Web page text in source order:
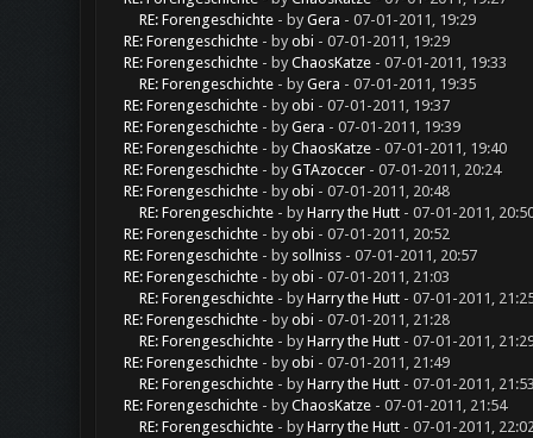
RE: Forengeschichte - byGera - 07-01-2011, 19:29
RE: Forengeschichte - byobi- 07-01-2011, 19:29
RE: Forengeschichte - byChaosKatze- 07-01-2011, 19:33
RE: Forengeschichte - byGera - 07-01-2011, 19:35
RE: Forengeschichte - byobi- 07-01-2011, 19:37
RE: Forengeschichte - byGera - 07-01-2011, 19:39
RE: Forengeschichte - byChaosKatze- 07-01-2011, 19:40
RE: Forengeschichte - byGTAzoccer- 07-01-2011, 20:24
RE: Forengeschichte - byobi- 07-01-2011, 20:48
RE: Forengeschichte - byHarry the Hutt- 07-01-2011,
RE: Forengeschichte - byobi- 07-01-2011, 20:52
RE: Forengeschichte - by sollniss- 07-01-2011, 20:57
RE: Forengeschichte - byobi- 07-01-2011, 21:03
RE: Forengeschichte - byHarry the Hutt- 07-01-2011,
RE: Forengeschichte - byobi- 07-01-2011, 21:28
RE: Forengeschichte - byHarry the Hutt- 07-01-2011,
RE: Forengeschichte - byobi- 07-01-2011, 21:49
RE: Forengeschichte - byHarry the Hutt- 07-01-2011, 21:53
RE: Forengeschichte - byChaosKatze- 07-01-2011, 21:54
RE: Forengeschichte - byHarry the Hutt- 07-01-2011,